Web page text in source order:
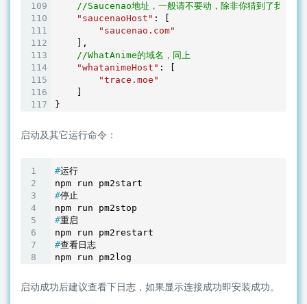
//Saucenao地址，一般请不要动，除非你猜到了我提供
"saucenaoHost" : [
"saucenao.com"
    ],
//WhatAnime的域名，同上
"whatanimeHost" : [
"trace.moe"
启动及其它运行命令：
#运行
#停止
#重启
#查看日志
npm run pm2log
启动成功后建议查看下日志，如果显示连接成功即安装成功。